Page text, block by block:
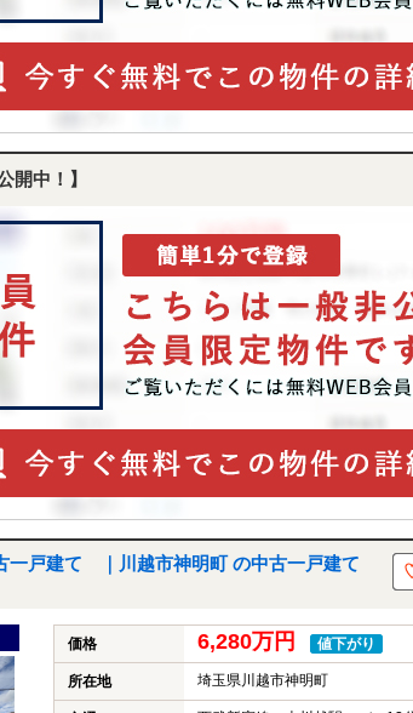
開中！】
一戸建て ｜川越市神明町 の中古一戸建て
価格 6,280万円 値下がり
所在地 埼玉県川越市神明町